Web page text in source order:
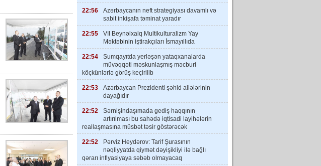
22:56
Azərbaycanın neft strategiyası davamlı və
sabit inkişafa təminat yaradır
22:55
VII Beynəlxalq Multikulturalizm Yay
Məktəbinin iştirakçıları İsmayıllıda
22:54
Sumqayıtda yerləşən yataqxanalarda
müvəqqəti məskunlaşmış məcburi
köçkünlərlə görüş keçirilib
22:53
Azərbaycan Prezidenti şəhid ailələrinin
dayağıdır
22:52
Sərnişindaşımada gediş haqqının
artırılması bu sahədə iqtisadi layihələrin
reallaşmasına müsbət təsir göstərəcək
22:52
Pərviz Heydərov: Tarif Şurasının
nəqliyyatda qiymət dəyişikliyi ilə bağlı
qərarı inflyasiyaya səbəb olmayacaq